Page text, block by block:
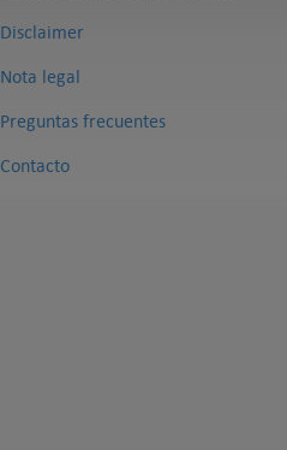
Disclaimer
Nota legal
Preguntas frecuentes
Contacto